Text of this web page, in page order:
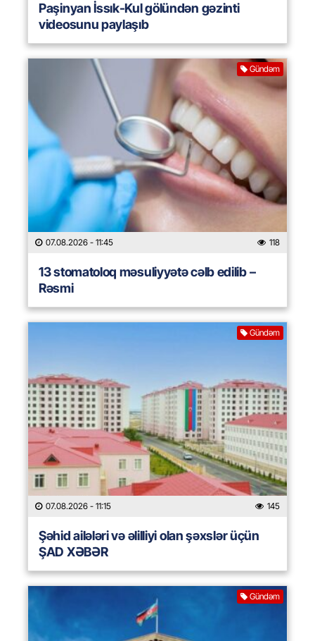
Paşinyan İssık-Kul gölündən gəzinti
videosunu paylaşıb
Gündəm
07.08.2026 - 11:45 118
13 stomatoloq məsuliyyətə cəlb edilib –
Rəsmi
Gündəm
07.08.2026 - 11:15 145
Şəhid ailələri və əlilliyi olan şəxslər üçün
ŞAD XƏBƏR
Gündəm